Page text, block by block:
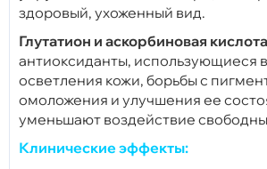
здоровый, ухоженный вид.
Глутатион и аскорбиновая кислота
антиоксиданты, использующиеся
осветления кожи, борьбы с
омоложения и улучшения ее
уменьшают воздействие
Клинические эффекты: